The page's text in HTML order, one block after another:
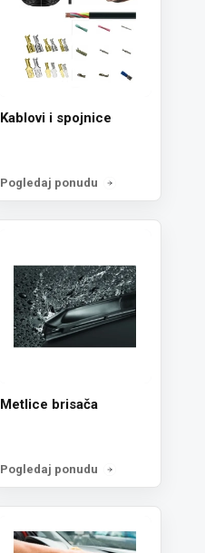
Kablovi i spojnice
Pogledaj ponudu
Metlice brisača
Pogledaj ponudu